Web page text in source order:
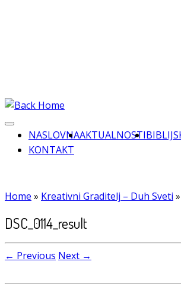
NASLOVNAAKTUALNOSTI
KONTAKT
Home » Kreativni Graditelj – Duh Sveti »
DSC_0114_result
← Previous Next →